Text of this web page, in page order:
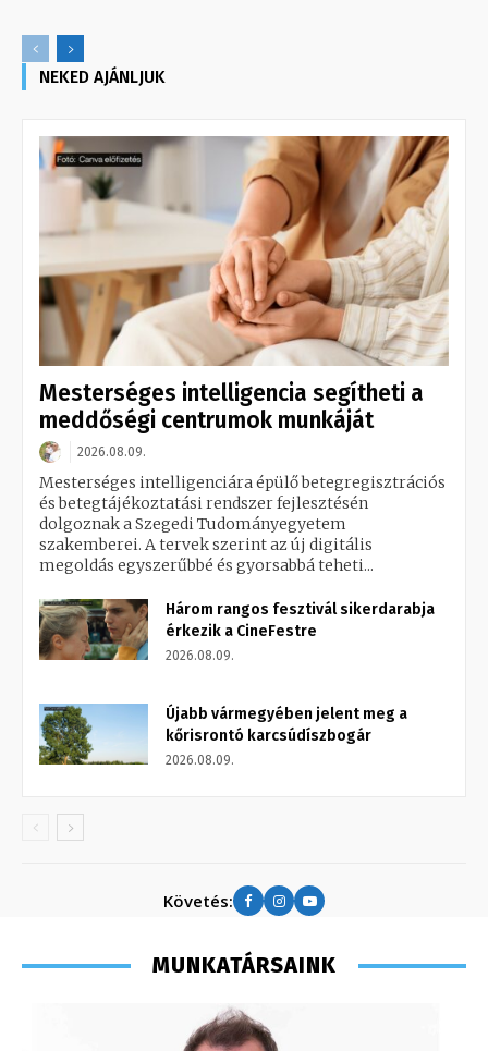
NEKED AJÁNLJUK
Mesterséges intelligencia segítheti a
meddőségi centrumok munkáját
2026.08.09.
Mesterséges intelligenciára épülő betegregisztrációs
és betegtájékoztatási rendszer fejlesztésén
dolgoznak a Szegedi Tudományegyetem
szakemberei. A tervek szerint az új digitális
megoldás egyszerűbbé és gyorsabbá teheti...
Három rangos fesztivál sikerdarabja
érkezik a CineFestre
2026.08.09.
Újabb vármegyében jelent meg a
kőrisrontó karcsúdíszbogár
2026.08.09.
Követés:
MUNKATÁRSAINK